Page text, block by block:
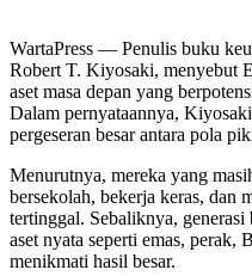
WartaPress — Penulis buku
Robert T. Kiyosaki, menyebut
aset masa depan yang
Dalam pernyataannya,
pergeseran besar antara pola
Menurutnya, mereka yang
bersekolah, bekerja keras, dan
tertinggal. Sebaliknya, generasi
aset nyata seperti emas, perak,
menikmati hasil besar.